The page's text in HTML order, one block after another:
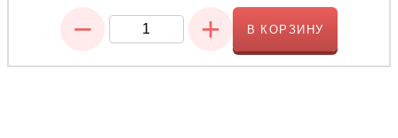
− + В КОРЗИНУ